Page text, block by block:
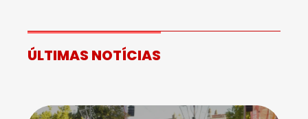
ÚLTIMAS NOTÍCIAS